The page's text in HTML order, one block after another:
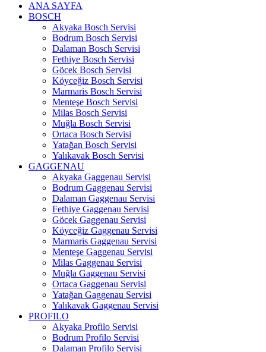
ANA SAYFA
BOSCH
Akyaka Bosch Servisi
Bodrum Bosch Servisi
Dalaman Bosch Servisi
Fethiye Bosch Servisi
Göcek Bosch Servisi
Köyceğiz Bosch Servisi
Marmaris Bosch Servisi
Menteşe Bosch Servisi
Milas Bosch Servisi
Muğla Bosch Servisi
Ortaca Bosch Servisi
Yatağan Bosch Servisi
Yalıkavak Bosch Servisi
GAGGENAU
Akyaka Gaggenau Servisi
Bodrum Gaggenau Servisi
Dalaman Gaggenau Servisi
Fethiye Gaggenau Servisi
Göcek Gaggenau Servisi
Köyceğiz Gaggenau Servisi
Marmaris Gaggenau Servisi
Menteşe Gaggenau Servisi
Milas Gaggenau Servisi
Muğla Gaggenau Servisi
Ortaca Gaggenau Servisi
Yatağan Gaggenau Servisi
Yalıkavak Gaggenau Servisi
PROFILO
Akyaka Profilo Servisi
Bodrum Profilo Servisi
Dalaman Profilo Servisi